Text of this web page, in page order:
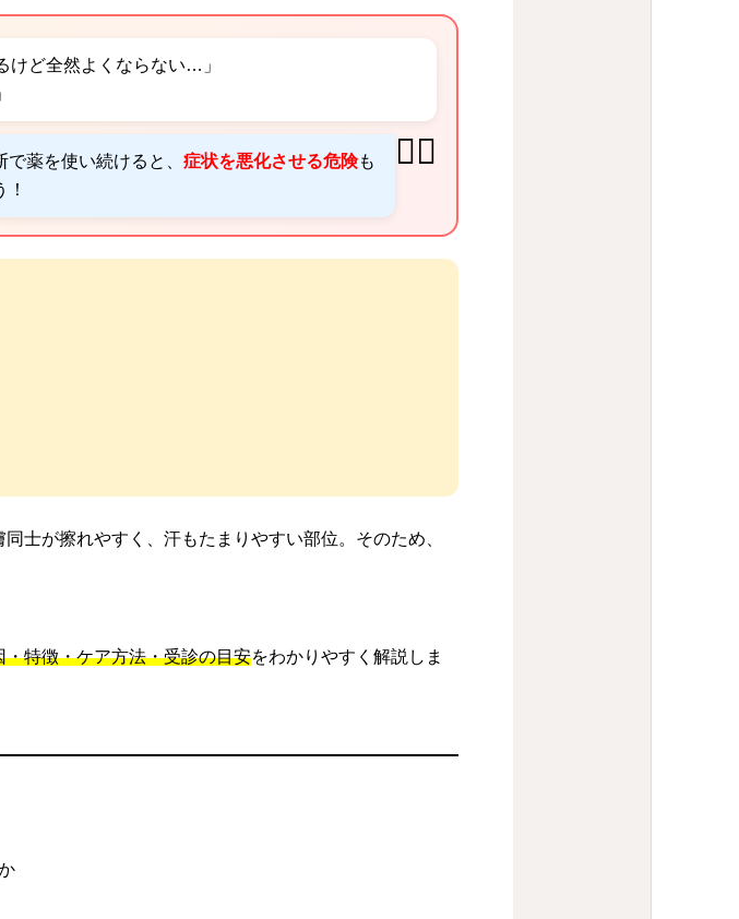
けど全然よくならない…」
👩‍⚕️
で薬を使い続けると、 症状を悪化させる危険も
同士が擦れやすく、汗もたまりやすい部位。そのため、
特徴・ケア方法・受診の目安をわかりやすく解説しま